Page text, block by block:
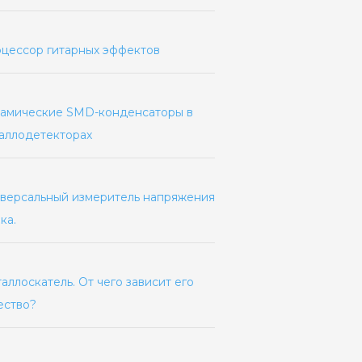
гитарных эффектов
SMD-конденсаторы в
измеритель напряжения
От чего зависит его